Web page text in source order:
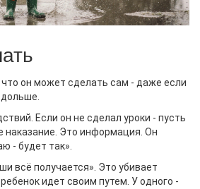
что он может сделать сам - даже если
Если он не сделал уроки - пусть
наказание. Это информация. Он
- будет так».
всё получается». Это убивает
идет своим путем. У одного -